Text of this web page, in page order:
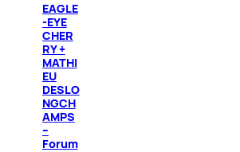
EAGLE
-EYE
CHER
RY +
MATHI
EU
DESLO
NGCH
AMPS
–
Forum